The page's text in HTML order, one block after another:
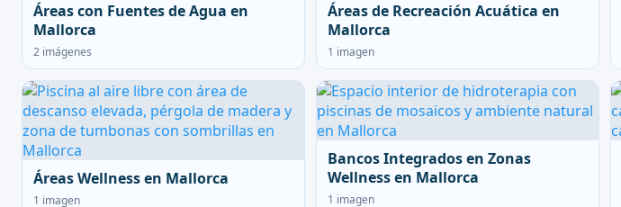
Áreas con Fuentes de Agua en
Mallorca
2 imágenes
Áreas de Recreación Acuática en
Mallorca
1 imagen
Áreas Wellness en Mallorca
1 imagen
Bancos Integrados en Zonas
Wellness en Mallorca
1 imagen